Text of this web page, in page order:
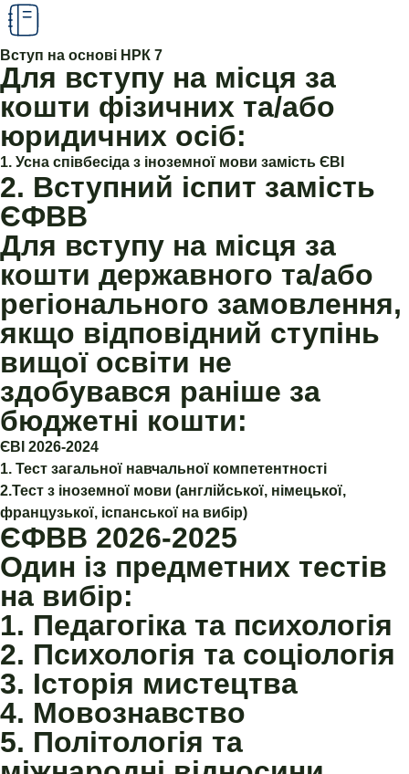
Вступ на основі НРК 7
Для вступу на місця за
кошти фізичних та/або
юридичних осіб:
1. Усна співбесіда з іноземної мови замість ЄВІ
2. Вступний іспит замість
ЄФВВ
Для вступу на місця за
кошти державного та/або
регіонального замовлення,
якщо відповідний ступінь
вищої освіти не
здобувався раніше за
бюджетні кошти:
ЄВІ 2026-2024
1. Тест загальної навчальної компетентності
2.Тест з іноземної мови (англійської, німецької,
французької, іспанської на вибір)
ЄФВВ 2026-2025
Один із предметних тестів
на вибір:
1. Педагогіка та психологія
2. Психологія та соціологія
3. Історія мистецтва
4. Мовознавство
5. Політологія та